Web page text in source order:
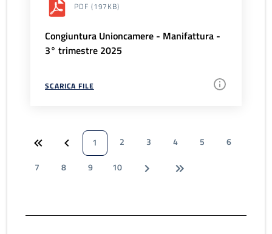
PDF (197KB)
Congiuntura Unioncamere - Manifattura -
3° trimestre 2025
SCARICA FILE
1 2 3 4 5
6
7
8 9 10